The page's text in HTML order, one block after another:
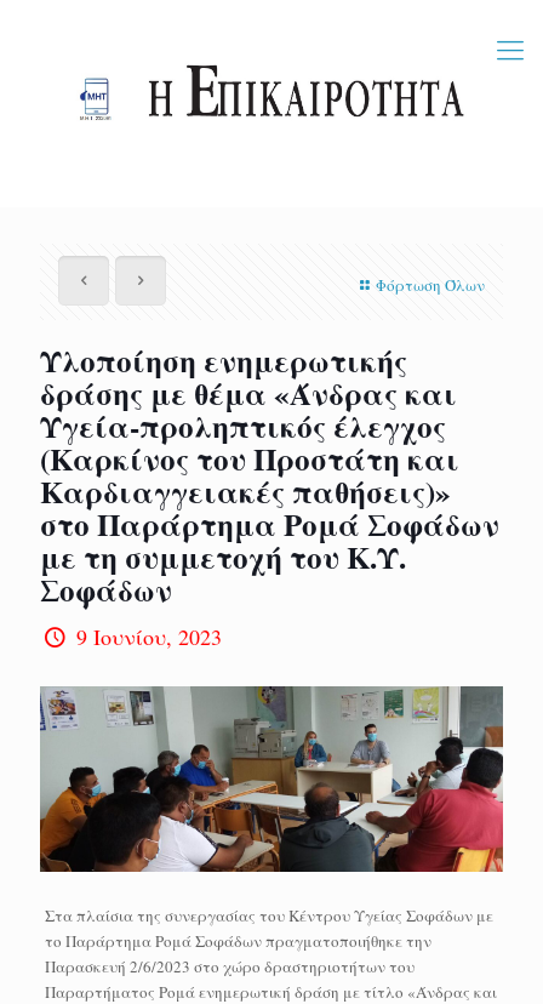
Φόρτωση Όλων
Υλοποίηση ενημερωτικής
δράσης με θέμα «Άνδρας και
Υγεία-προληπτικός έλεγχος
(Καρκίνος του Προστάτη και
Καρδιαγγειακές παθήσεις)»
στο Παράρτημα Ρομά Σοφάδων
με τη συμμετοχή του Κ.Υ.
Σοφάδων
9 Ιουνίου, 2023
Στα πλαίσια της συνεργασίας του Κέντρου Υγείας Σοφάδων με
το Παράρτημα Ρομά Σοφάδων πραγματοποιήθηκε την
Παρασκευή 2/6/2023 στο χώρο δραστηριοτήτων του
Παραρτήματος Ρομά ενημερωτική δράση με τίτλο «Άνδρας και